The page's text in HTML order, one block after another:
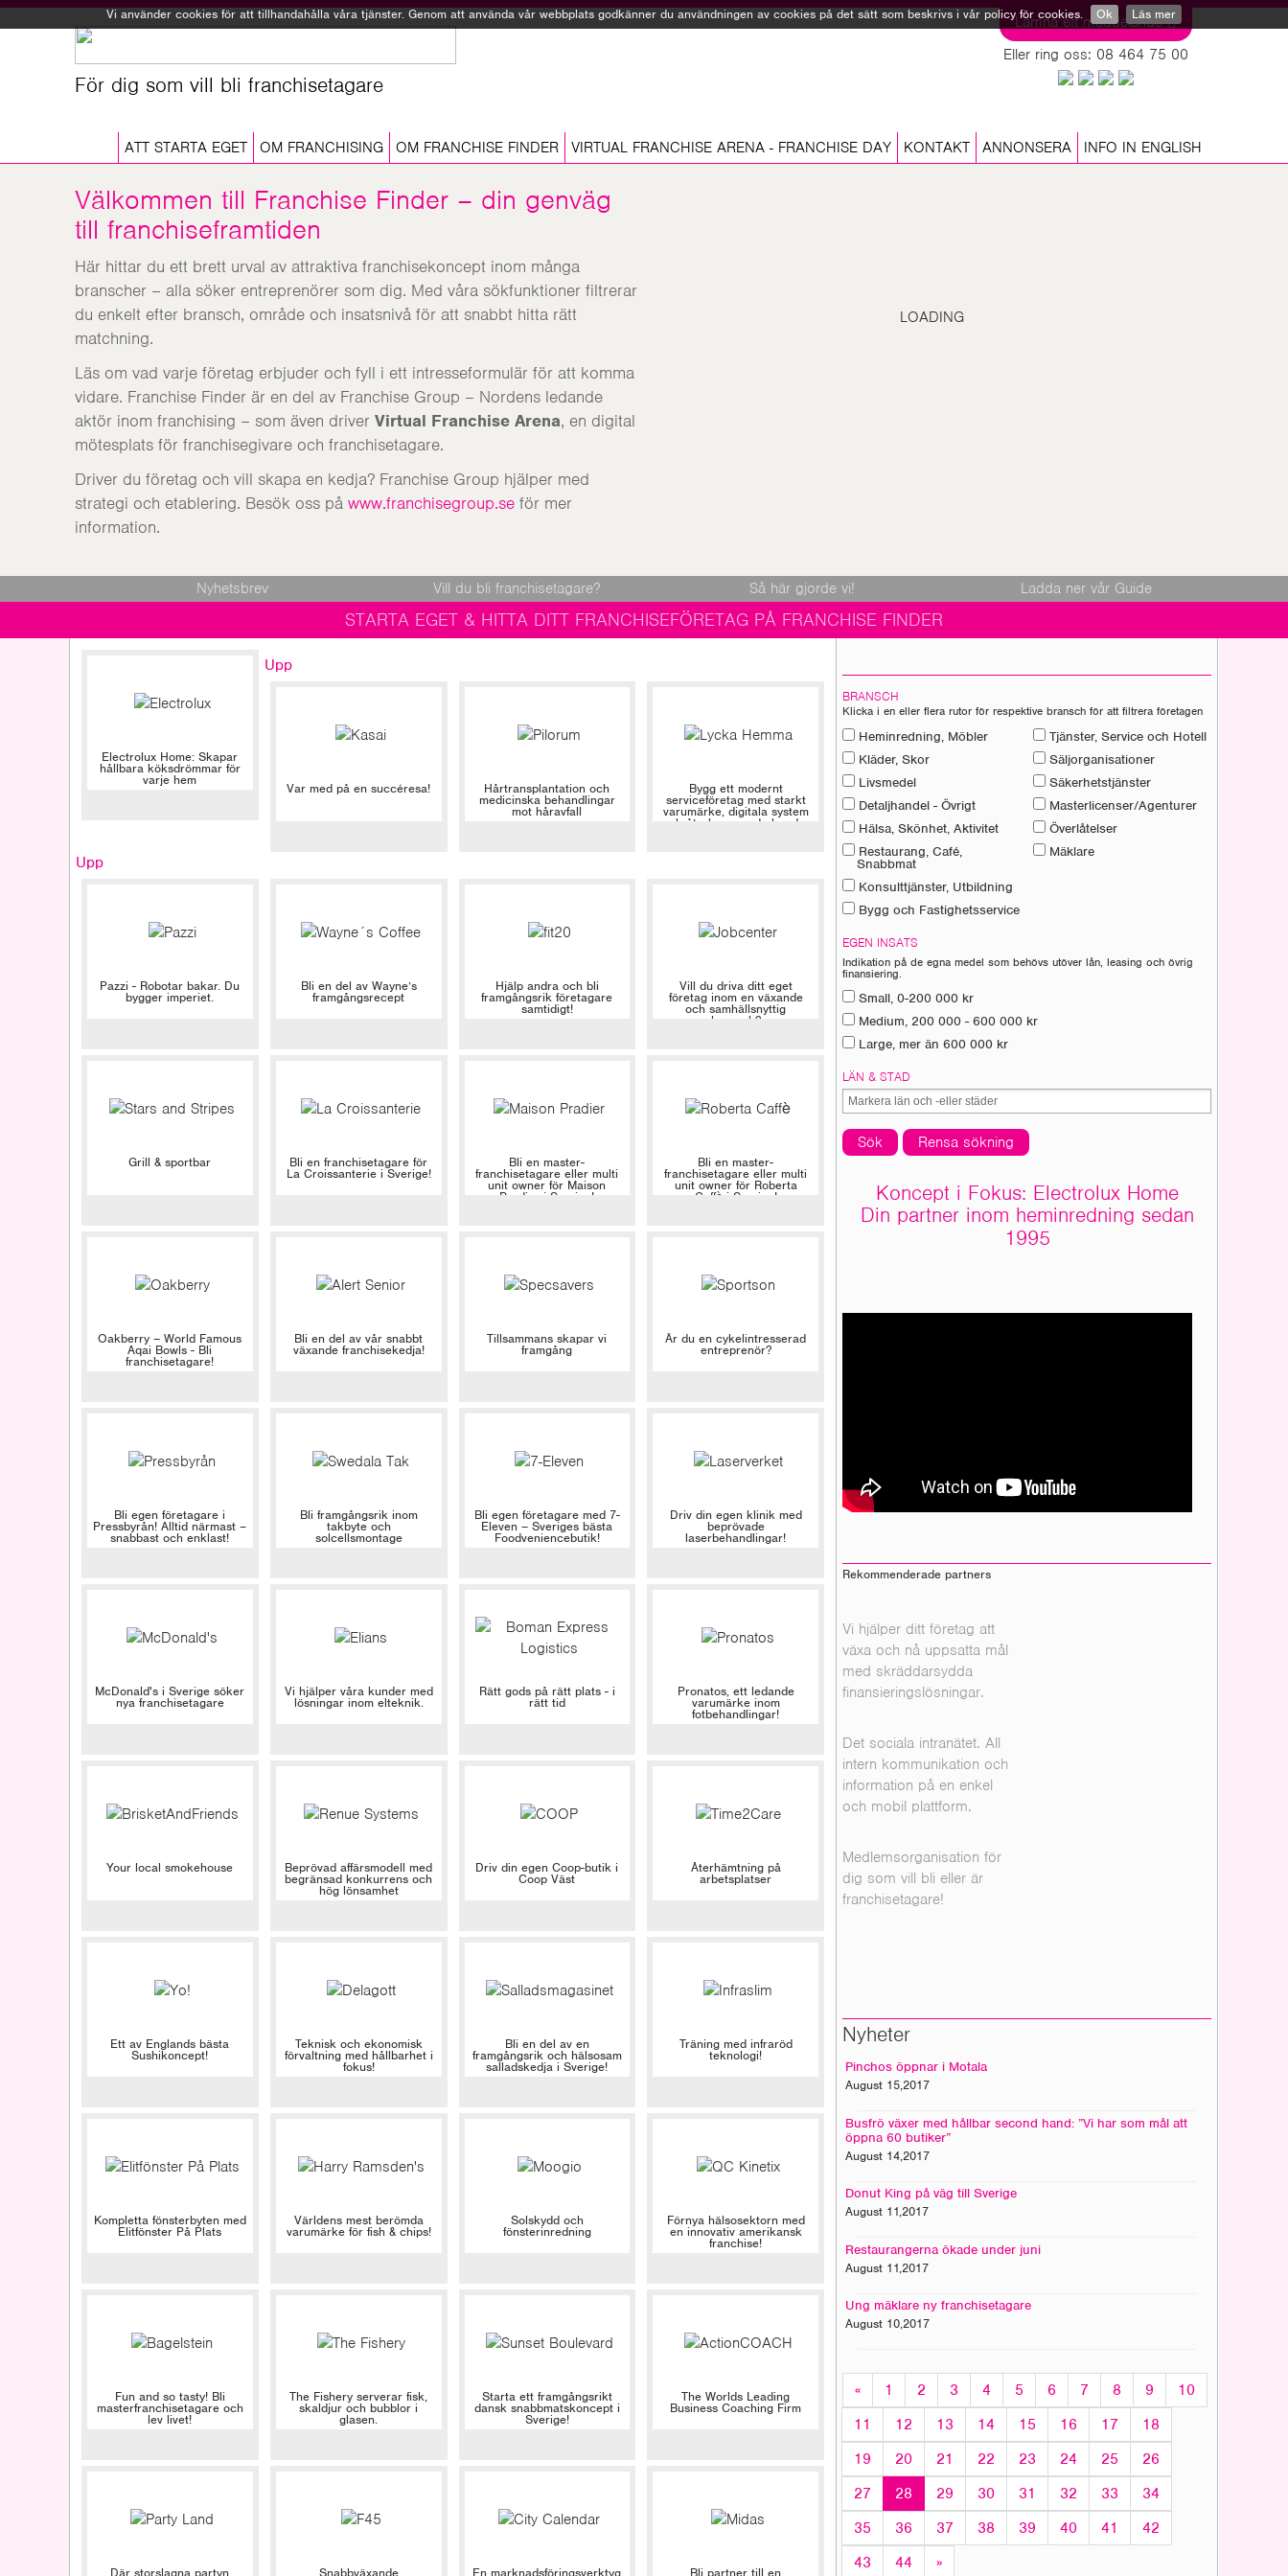
Vi använder cookies för att tillhandahålla våra tjänster. Genom att använda vår webbplats godkänner du användningen av cookies på det sätt som beskrivs i vår policy för cookies. Ok Läs mer
För dig som vill bli franchisetagare
Lämna ett meddelande
Eller ring oss: 08 464 75 00
ATT STARTA EGET OM FRANCHISING OM FRANCHISE FINDER VIRTUAL FRANCHISE ARENA - FRANCHISE DAY KONTAKT ANNONSERA INFO IN ENGLISH
Välkommen till Franchise Finder – din genväg
till franchiseframtiden
Här hittar du ett brett urval av attraktiva franchisekoncept inom många
branscher – alla söker entreprenörer som dig. Med våra sökfunktioner filtrerar
du enkelt efter bransch, område och insatsnivå för att snabbt hitta rätt
matchning.
Läs om vad varje företag erbjuder och fyll i ett intresseformulär för att komma
vidare. Franchise Finder är en del av Franchise Group – Nordens ledande
aktör inom franchising – som även driver Virtual Franchise Arena, en digital
mötesplats för franchisegivare och franchisetagare.
Driver du företag och vill skapa en kedja? Franchise Group hjälper med
strategi och etablering. Besök oss på www.franchisegroup.se för mer
information.
LOADING
Nyhetsbrev Vill du bli franchisetagare? Så här gjorde vi! Ladda ner vår Guide
STARTA EGET & HITTA DITT FRANCHISEFÖRETAG PÅ FRANCHISE FINDER
Electrolux Home: Skapar
hållbara köksdrömmar för
varje hem
Upp
Var med på en succéresa! Hårtransplantation och
medicinska behandlingar
mot håravfall
Bygg ett modernt
serviceföretag med starkt
varumärke, digitala system
och återkommande kunder
Upp
Pazzi - Robotar bakar. Du
bygger imperiet.
Bli en del av Wayne’s
framgångsrecept
Hjälp andra och bli
framgångsrik företagare
samtidigt!
Vill du driva ditt eget
företag inom en växande
och samhällsnyttig
bransch?
Grill & sportbar Bli en franchisetagare för
La Croissanterie i Sverige!
Bli en master-
franchisetagare eller multi
unit owner för Maison
Pradier i Sverige!
Bli en master-
franchisetagare eller multi
unit owner för Roberta
Caffè i Sverige!
Oakberry – World Famous
Aqai Bowls - Bli
franchisetagare!
Bli en del av vår snabbt
växande franchisekedja!
Tillsammans skapar vi
framgång
Är du en cykelintresserad
entreprenör?
Bli egen företagare i
Pressbyrån! Alltid närmast –
snabbast och enklast!
Bli framgångsrik inom
takbyte och
solcellsmontage
Bli egen företagare med 7-
Eleven – Sveriges bästa
Foodveniencebutik!
Driv din egen klinik med
beprövade
laserbehandlingar!
McDonald's i Sverige söker
nya franchisetagare
Vi hjälper våra kunder med
lösningar inom elteknik.
Rätt gods på rätt plats - i
rätt tid
Pronatos, ett ledande
varumärke inom
fotbehandlingar!
Your local smokehouse Beprövad affärsmodell med
begränsad konkurrens och
hög lönsamhet
Driv din egen Coop-butik i
Coop Väst
Återhämtning på
arbetsplatser
Ett av Englands bästa
Sushikoncept!
Teknisk och ekonomisk
förvaltning med hållbarhet i
fokus!
Bli en del av en
framgångsrik och hälsosam
salladskedja i Sverige!
Träning med infraröd
teknologi!
Kompletta fönsterbyten med
Elitfönster På Plats
Världens mest berömda
varumärke för fish & chips!
Solskydd och
fönsterinredning
Förnya hälsosektorn med
en innovativ amerikansk
franchise!
Fun and so tasty! Bli
masterfranchisetagare och
lev livet!
The Fishery serverar fisk,
skaldjur och bubblor i
glasen.
Starta ett framgångsrikt
dansk snabbmatskoncept i
Sverige!
The Worlds Leading
Business Coaching Firm
Där storslagna partyn Snabbväxande En marknadsföringsverktyg Bli partner till en
BRANSCH
Klicka i en eller flera rutor för respektive bransch för att filtrera företagen
Heminredning, Möbler
Kläder, Skor
Livsmedel
Detaljhandel - Övrigt
Hälsa, Skönhet, Aktivitet
Restaurang, Café,
Snabbmat
Konsulttjänster, Utbildning
Bygg och Fastighetsservice
Tjänster, Service och Hotell
Säljorganisationer
Säkerhetstjänster
Masterlicenser/Agenturer
Överlåtelser
Mäklare
EGEN INSATS
Indikation på de egna medel som behövs utöver lån, leasing och övrig
finansiering.
Small, 0-200 000 kr
Medium, 200 000 - 600 000 kr
Large, mer än 600 000 kr
LÄN & STAD
Sök Rensa sökning
Koncept i Fokus: Electrolux Home
Din partner inom heminredning sedan
1995
Rekommenderade partners
Vi hjälper ditt företag att
växa och nå uppsatta mål
med skräddarsydda
finansieringslösningar.
Det sociala intranätet. All
intern kommunikation och
information på en enkel
och mobil plattform.
Medlemsorganisation för
dig som vill bli eller är
franchisetagare!
Nyheter
Pinchos öppnar i Motala
August 15,2017
Busfrö växer med hållbar second hand: ”Vi har som mål att
öppna 60 butiker”
August 14,2017
Donut King på väg till Sverige
August 11,2017
Restaurangerna ökade under juni
August 11,2017
Ung mäklare ny franchisetagare
August 10,2017
« 1 2 3 4 5 6 7 8 9
10
11
12 13 14 15 16 17
18
19
20 21 22 23 24 25
26
27
28 29 30 31 32 33
34
35
36 37 38 39 40 41
42
43
44 »